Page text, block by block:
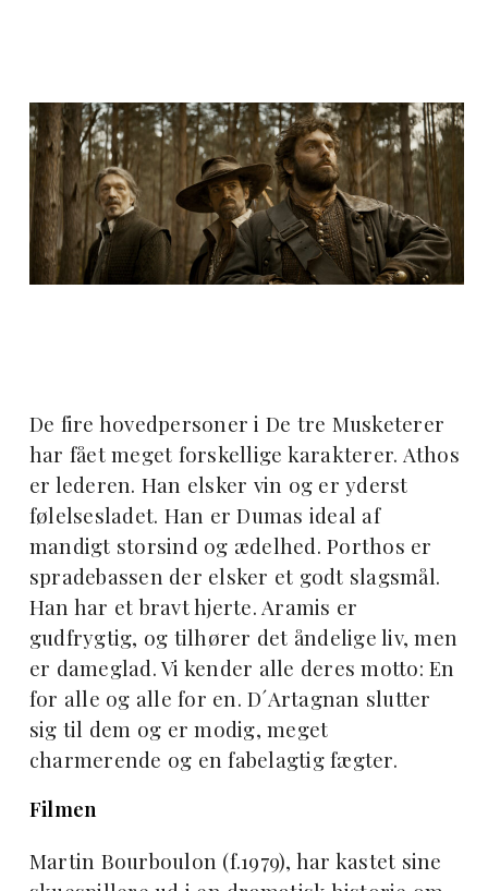
De fire hovedpersoner i De tre Musketerer
har fået meget forskellige karakterer. Athos
er lederen. Han elsker vin og er yderst
følelsesladet. Han er Dumas ideal af
mandigt storsind og ædelhed. Porthos er
spradebassen der elsker et godt slagsmål.
Han har et bravt hjerte. Aramis er
gudfrygtig, og tilhører det åndelige liv, men
er dameglad. Vi kender alle deres motto: En
for alle og alle for en. D´Artagnan slutter
sig til dem og er modig, meget
charmerende og en fabelagtig fægter.
Filmen
Martin Bourboulon (f.1979), har kastet sine